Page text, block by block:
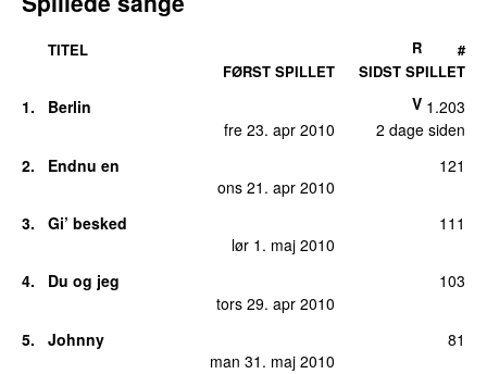
TITEL
FØRST SPILLET
SIDST SPILLET
R #
1.
Berlin
fre 23. apr 2010
2 dage siden
V 1.203
2.
Endnu en
ons 21. apr 2010
121
3.
Gi’ besked
lør 1. maj 2010
111
4.
Du og jeg
tors 29. apr 2010
103
5.
Johnny
man 31. maj 2010
81